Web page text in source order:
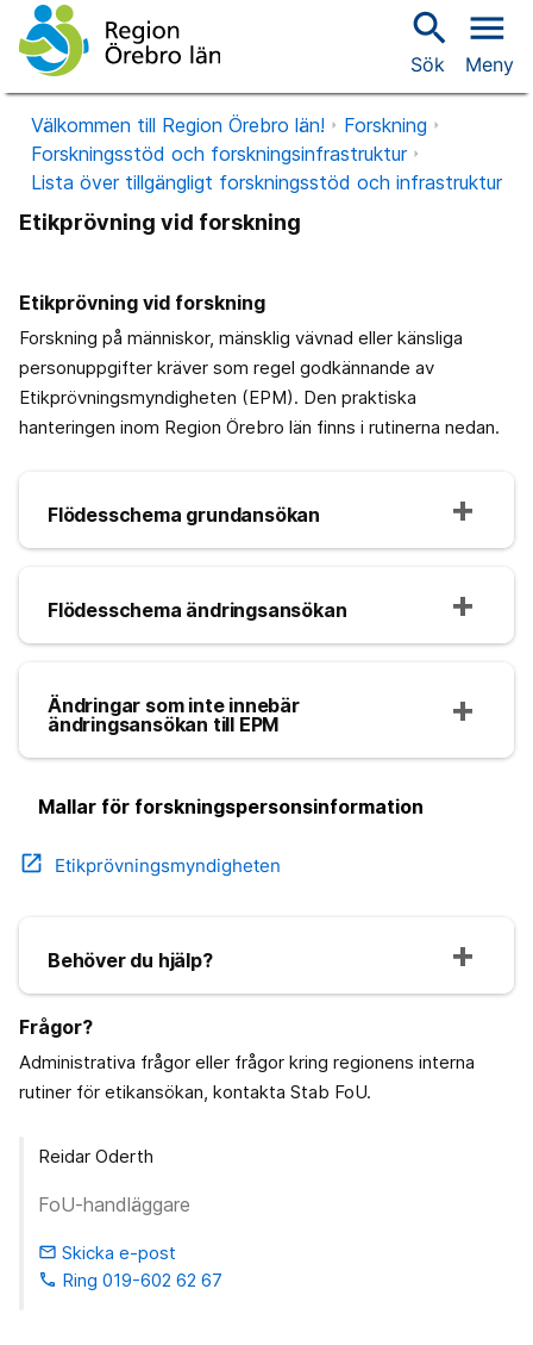
search
Sök
menu
Meny
Välkommen till Region Örebro län!
Forskning
Forskningsstöd och forskningsinfrastruktur
Lista över tillgängligt forskningsstöd och infrastruktur
Etikprövning vid forskning
Etikprövning vid forskning
Forskning på människor, mänsklig vävnad eller känsliga
personuppgifter kräver som regel godkännande av
Etikprövningsmyndigheten (EPM). Den praktiska
hanteringen inom Region Örebro län finns i rutinerna nedan.
Flödesschema grundansökan
Flödesschema ändringsansökan
Ändringar som inte innebär
ändringsansökan till EPM
Mallar för forskningspersonsinformation
open_in_new Etikprövningsmyndigheten
Behöver du hjälp?
Frågor?
Administrativa frågor eller frågor kring regionens interna
rutiner för etikansökan, kontakta Stab FoU.
Reidar Oderth
FoU-handläggare
email Skicka e-post
phone Ring 019-602 62 67